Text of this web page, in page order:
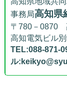
事務局高知県
〒780－0870
高知電気ビル
TEL:088-871-
ル